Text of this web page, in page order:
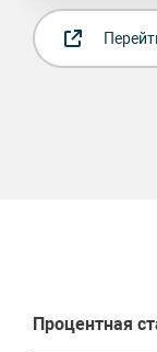
Процентная